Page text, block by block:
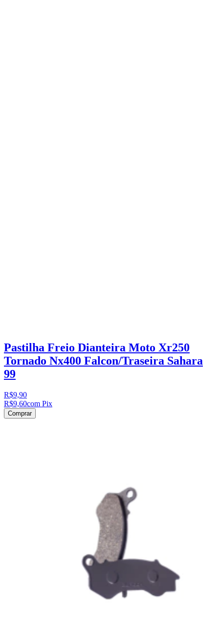
Pastilha Freio Dianteira Moto Xr250
Tornado Nx400 Falcon/Traseira Sahara
99
R$9,90
R$9,60com Pix
Comprar